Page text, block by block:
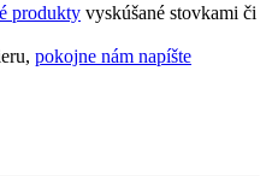
produkty vyskúšané stovkami či
pokojne nám napíšte